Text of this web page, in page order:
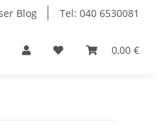
Blog Tel: 040 6530081
0,00 €